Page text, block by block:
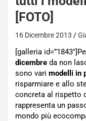
[FOTO]
16 Dicembre 2013
[galleria
dicembre da non
sono vari modelli in
risparmiare e allo
concreta al rispetto
rappresenta un
mondo più